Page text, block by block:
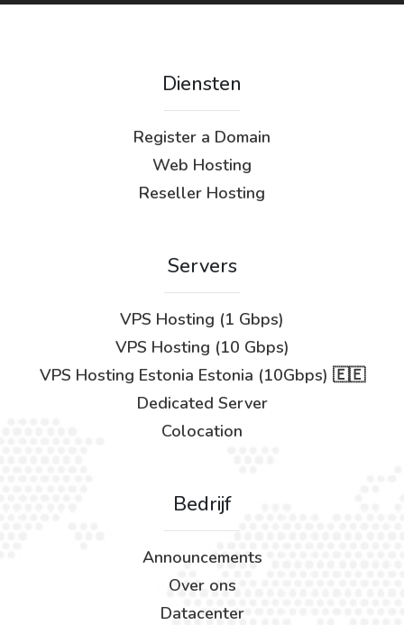
Diensten
Register a Domain
Web Hosting
Reseller Hosting
Servers
VPS Hosting (1 Gbps)
VPS Hosting (10 Gbps)
VPS Hosting Estonia Estonia (10Gbps) 🇪🇪
Dedicated Server
Colocation
Bedrijf
Announcements
Over ons
Datacenter